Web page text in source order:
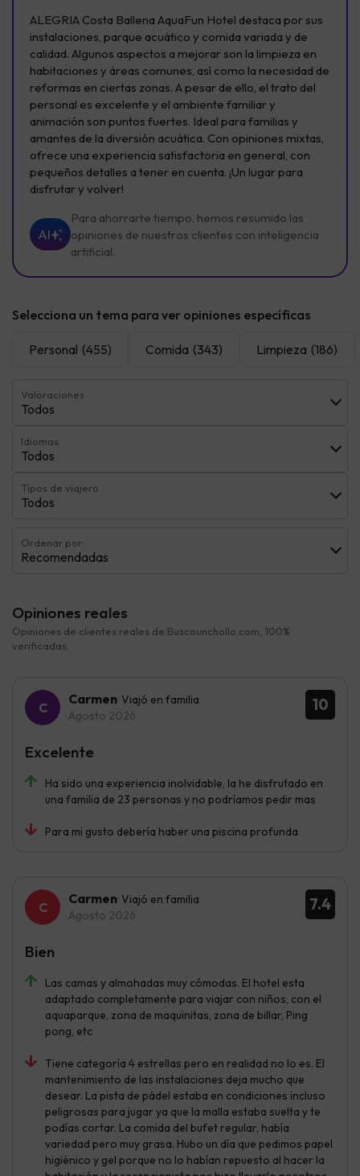
ALEGRIA Costa Ballena AquaFun Hotel destaca por sus
instalaciones, parque acuático y comida variada y de
calidad. Algunos aspectos a mejorar son la limpieza en
habitaciones y áreas comunes, así como la necesidad de
reformas en ciertas zonas. A pesar de ello, el trato del
personal es excelente y el ambiente familiar y
animación son puntos fuertes. Ideal para familias y
amantes de la diversión acuática. Con opiniones mixtas,
ofrece una experiencia satisfactoria en general, con
pequeños detalles a tener en cuenta. ¡Un lugar para
disfrutar y volver!
AI
Para ahorrarte tiempo, hemos resumido las
opiniones de nuestros clientes con inteligencia
artificial.
Selecciona un tema para ver opiniones específicas
Personal (455) Comida (343) Limpieza (186)
Valoraciones
Todos
Idiomas
Todos
Tipos de viajero
Todos
Ordenar por:
Recomendadas
Opiniones reales
Opiniones de clientes reales de Buscounchollo.com, 100%
verificadas.
10
Carmen Viajó en familia
Agosto 2026
Ha sido una experiencia inolvidable, la he disfrutado en
una familia de 23 personas y no podríamos pedir mas
Para mi gusto debería haber una piscina profunda
Excelente
7.4
Carmen Viajó en familia
Agosto 2026
Las camas y almohadas muy cómodas. El hotel esta
adaptado completamente para viajar con niños, con el
aquaparque, zona de maquinitas, zona de billar, Ping
pong, etc
Tiene categoría 4 estrellas pero en realidad no lo es. El
mantenimiento de las instalaciones deja mucho que
desear. La pista de pádel estaba en condiciones incluso
peligrosas para jugar ya que la malla estaba suelta y te
podías cortar. La comida del bufet regular, había
variedad pero muy grasa. Hubo un día que pedimos papel
higiénico y gel porque no lo habían repuesto al hacer la
Bien